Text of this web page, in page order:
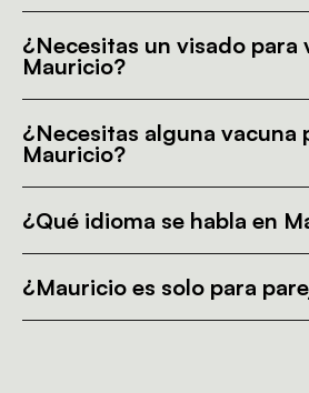
¿Necesitas un visado para
Mauricio?
¿Necesitas alguna vacuna
Mauricio?
¿Qué idioma se habla en
¿Mauricio es solo para